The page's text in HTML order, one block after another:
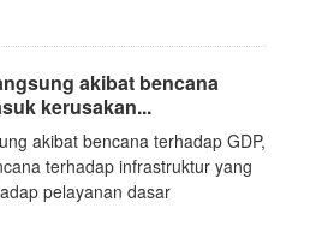
akibat bencana
kerusakan...
akibat bencana terhadap GDP,
terhadap infrastruktur yang
pelayanan dasar